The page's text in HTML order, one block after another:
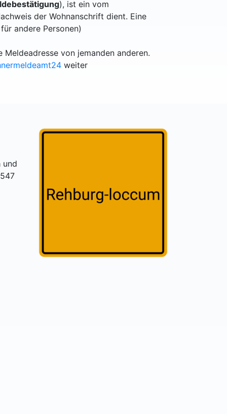
), ist ein vom
der Wohnanschrift dient. Eine
andere Personen)
Meldeadresse von jemanden anderen.
weiter
und